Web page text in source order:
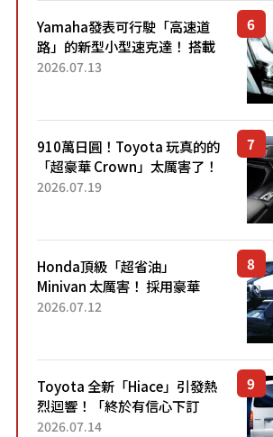
Yamaha發表可行駛「高速道
路」的新型小型速克達！ 搭載
能享受超強勁「渦輪感」的動
2026.07.13
910萬日圓！Toyota 玩真的的
「超豪華 Crown」太厲害了！
採用由「匠人技藝」打造的
2026.07.19
Honda頂級「超省油」
Minivan 太厲害！ 採用豪華
「真皮座椅」與專屬「黑色內
「三...
2026.07.12
Toyota 全新「Hiace」引發熱
烈迴響！「終於有信心下訂
了！」「哪個等級交車最
2026.07.14